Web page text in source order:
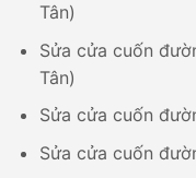
Tân)
Sửa cửa cuốn
Tân)
Sửa cửa cuốn
Sửa cửa cuốn